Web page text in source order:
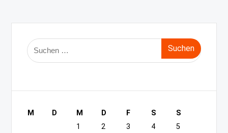
Suche
nach:
M D M D F S
S
1
2 3 4
5